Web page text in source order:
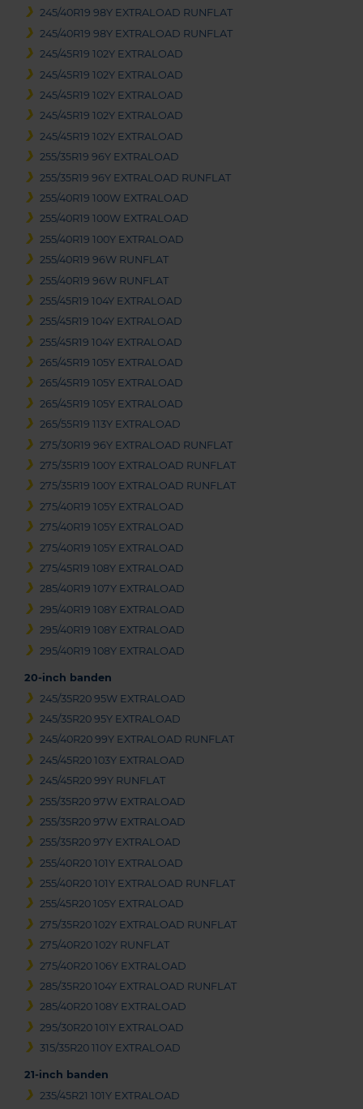
245/40R19 98Y EXTRALOAD RUNFLAT
245/40R19 98Y EXTRALOAD RUNFLAT
245/45R19 102Y EXTRALOAD
245/45R19 102Y EXTRALOAD
245/45R19 102Y EXTRALOAD
245/45R19 102Y EXTRALOAD
245/45R19 102Y EXTRALOAD
255/35R19 96Y EXTRALOAD
255/35R19 96Y EXTRALOAD RUNFLAT
255/40R19 100W EXTRALOAD
255/40R19 100W EXTRALOAD
255/40R19 100Y EXTRALOAD
255/40R19 96W RUNFLAT
255/40R19 96W RUNFLAT
255/45R19 104Y EXTRALOAD
255/45R19 104Y EXTRALOAD
255/45R19 104Y EXTRALOAD
265/45R19 105Y EXTRALOAD
265/45R19 105Y EXTRALOAD
265/45R19 105Y EXTRALOAD
265/55R19 113Y EXTRALOAD
275/30R19 96Y EXTRALOAD RUNFLAT
275/35R19 100Y EXTRALOAD RUNFLAT
275/35R19 100Y EXTRALOAD RUNFLAT
275/40R19 105Y EXTRALOAD
275/40R19 105Y EXTRALOAD
275/40R19 105Y EXTRALOAD
275/45R19 108Y EXTRALOAD
285/40R19 107Y EXTRALOAD
295/40R19 108Y EXTRALOAD
295/40R19 108Y EXTRALOAD
295/40R19 108Y EXTRALOAD
20-inch banden
245/35R20 95W EXTRALOAD
245/35R20 95Y EXTRALOAD
245/40R20 99Y EXTRALOAD RUNFLAT
245/45R20 103Y EXTRALOAD
245/45R20 99Y RUNFLAT
255/35R20 97W EXTRALOAD
255/35R20 97W EXTRALOAD
255/35R20 97Y EXTRALOAD
255/40R20 101Y EXTRALOAD
255/40R20 101Y EXTRALOAD RUNFLAT
255/45R20 105Y EXTRALOAD
275/35R20 102Y EXTRALOAD RUNFLAT
275/40R20 102Y RUNFLAT
275/40R20 106Y EXTRALOAD
285/35R20 104Y EXTRALOAD RUNFLAT
285/40R20 108Y EXTRALOAD
295/30R20 101Y EXTRALOAD
315/35R20 110Y EXTRALOAD
21-inch banden
235/45R21 101Y EXTRALOAD